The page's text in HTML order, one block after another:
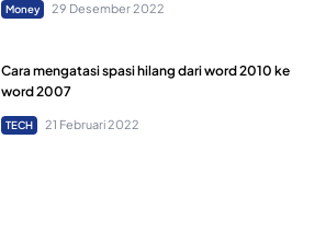
Money 29 Desember 2022
Cara mengatasi spasi hilang dari word 2010 ke
word 2007
TECH 21 Februari 2022